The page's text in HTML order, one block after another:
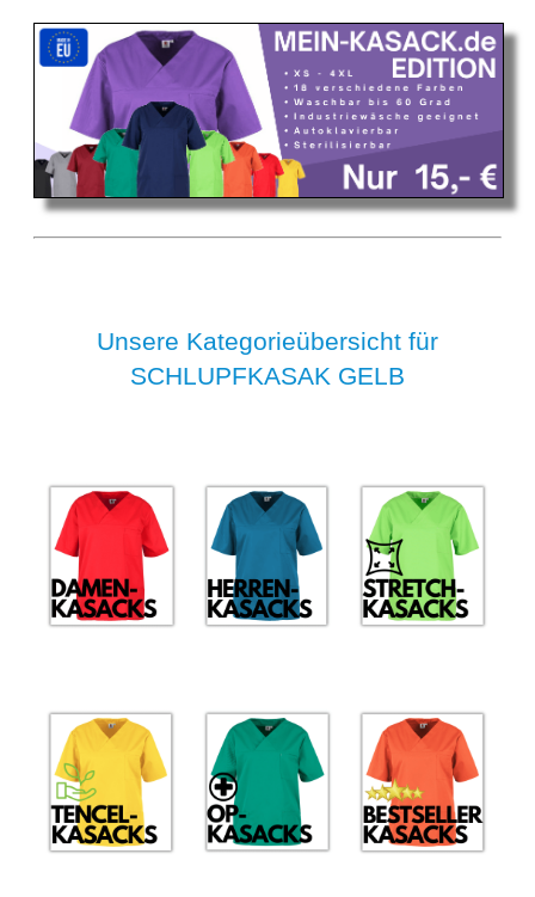
Unsere Kategorieübersicht für
SCHLUPFKASAK GELB